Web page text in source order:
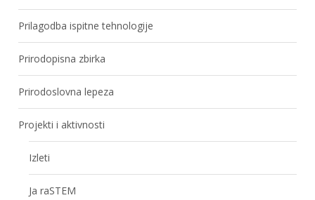
Prilagodba ispitne tehnologije
Prirodopisna zbirka
Prirodoslovna lepeza
Projekti i aktivnosti
Izleti
Ja raSTEM